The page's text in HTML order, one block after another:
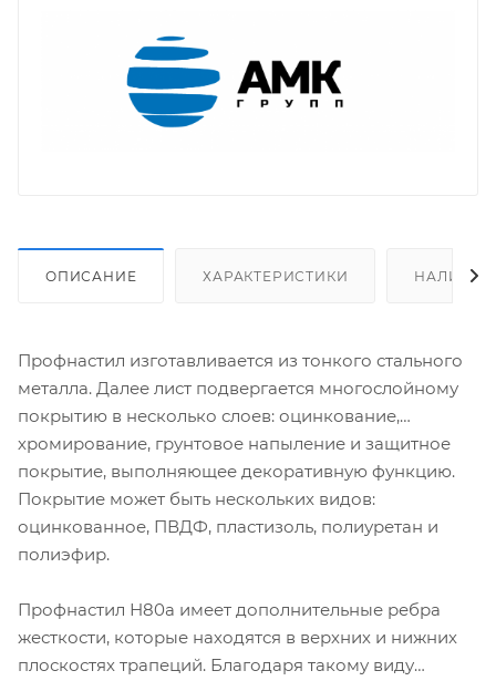
ОПИСАНИЕ ХАРАКТЕРИСТИКИ НАЛИЧИЕ
Профнастил изготавливается из тонкого стального
металла. Далее лист подвергается многослойному
покрытию в несколько слоев: оцинкование,
хромирование, грунтовое напыление и защитное
покрытие, выполняющее декоративную функцию.
Покрытие может быть нескольких видов:
оцинкованное, ПВДФ, пластизоль, полиуретан и
полиэфир.
Профнастил Н80а имеет дополнительные ребра
жесткости, которые находятся в верхних и нижних
плоскостях трапеций. Благодаря такому виду